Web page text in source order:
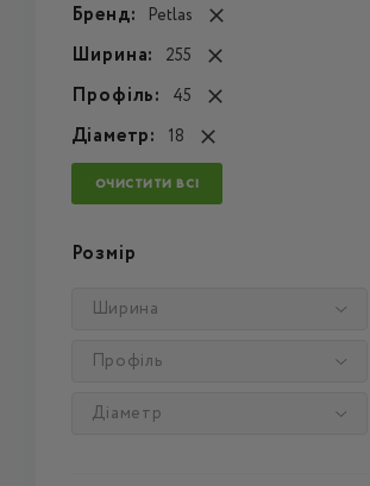
Бренд:
Petlas
Ширина: 255
Профіль: 45
Діаметр: 18
ОЧИСТИТИ ВСІ
Розмір
Ширина
Профіль
Діаметр